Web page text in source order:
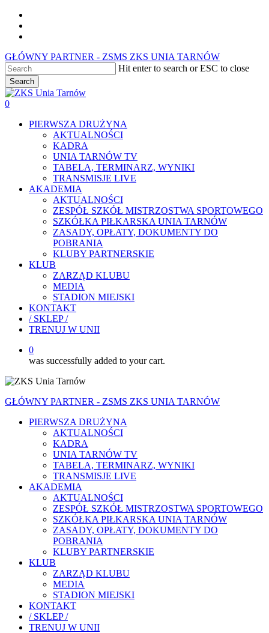
Skip
main
GŁÓWNY PARTNER - ZSMS ZKS UNIA TARNÓW
Hit enter to search or ESC to close
Search
Close
Search
0
PIERWSZA DRUŻYNA
AKTUALNOŚCI
KADRA
UNIA TARNÓW TV
TABELA, TERMINARZ, WYNIKI
TRANSMISJE LIVE
AKADEMIA
AKTUALNOŚCI
ZESPÓŁ SZKÓŁ MISTRZOSTWA SPORTOWEGO
SZKÓŁKA PIŁKARSKA UNIA TARNÓW
ZASADY, OPŁATY, DOKUMENTY DO
POBRANIA
KLUBY PARTNERSKIE
KLUB
ZARZĄD KLUBU
MEDIA
STADION MIEJSKI
KONTAKT
/ SKLEP /
TRENUJ W UNII
0
was successfully added to your cart.
GŁÓWNY PARTNER - ZSMS ZKS UNIA TARNÓW
PIERWSZA DRUŻYNA
AKTUALNOŚCI
KADRA
UNIA TARNÓW TV
TABELA, TERMINARZ, WYNIKI
TRANSMISJE LIVE
AKADEMIA
AKTUALNOŚCI
ZESPÓŁ SZKÓŁ MISTRZOSTWA SPORTOWEGO
SZKÓŁKA PIŁKARSKA UNIA TARNÓW
ZASADY, OPŁATY, DOKUMENTY DO
POBRANIA
KLUBY PARTNERSKIE
KLUB
ZARZĄD KLUBU
MEDIA
STADION MIEJSKI
KONTAKT
/ SKLEP /
TRENUJ W UNII